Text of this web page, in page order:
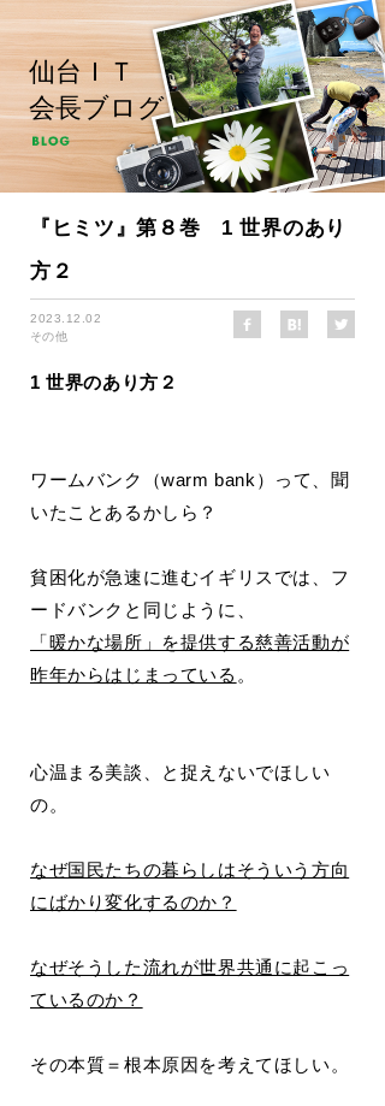
仙台ＩＴ
会長ブログ
『ヒミツ』第８巻 1 世界のあり
方２
2023.12.02
その他
1 世界のあり方２
ワームバンク（warm bank）って、聞
いたことあるかしら？
貧困化が急速に進むイギリスでは、フ
ードバンクと同じように、
「暖かな場所」を提供する慈善活動が
昨年からはじまっている 。
心温まる美談、と捉えないでほしい
の。
なぜ国民たちの暮らしはそういう方向
にばかり変化するのか？
なぜそうした流れが世界共通に起こっ
ているのか？
その本質＝根本原因を考えてほしい。